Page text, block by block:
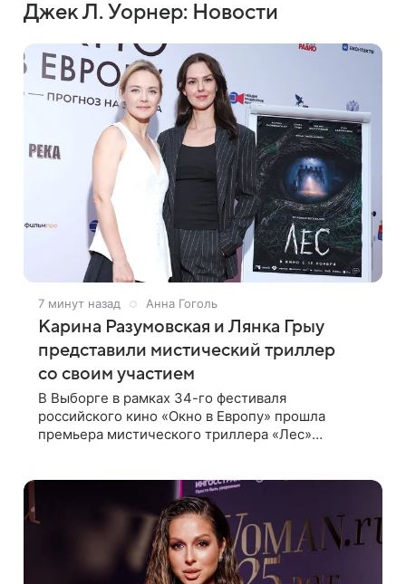
Джек Л. Уорнер: Новости
7 минут назад Анна Гоголь
Карина Разумовская и Лянка Грыу
представили мистический триллер
со своим участием
В Выборге в рамках 34-го фестиваля
российского кино «Окно в Европу» прошла
премьера мистического триллера «Лес»